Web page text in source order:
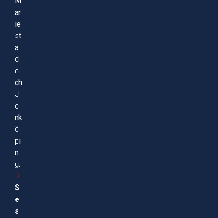
ar
ie
st
a
d
o
ch
J
ö
nk
ö
pi
n
g.
S
e
s